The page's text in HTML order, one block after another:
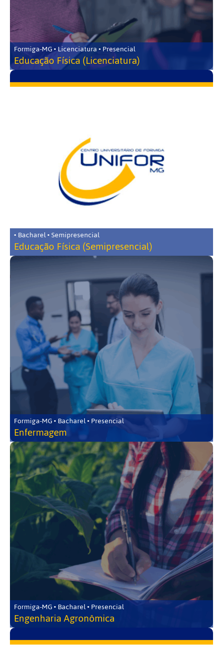
Formiga-MG • Licenciatura • Presencial
Educação Física (Licenciatura)
• Bacharel • Semipresencial
Educação Física (Semipresencial)
Formiga-MG • Bacharel • Presencial
Enfermagem
Formiga-MG • Bacharel • Presencial
Engenharia Agronômica